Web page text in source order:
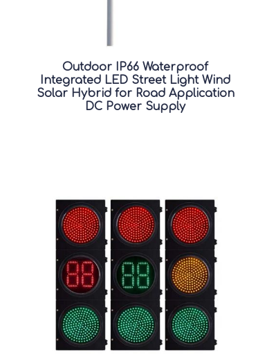
Outdoor IP66 Waterproof
Integrated LED Street Light Wind
Solar Hybrid for Road Application
DC Power Supply